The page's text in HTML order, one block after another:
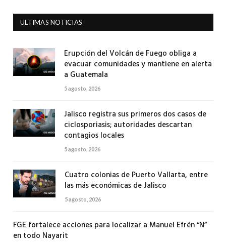
ULTIMAS NOTICIAS
Erupción del Volcán de Fuego obliga a
evacuar comunidades y mantiene en alerta
a Guatemala
5 agosto, 2026
Jalisco registra sus primeros dos casos de
ciclosporiasis; autoridades descartan
contagios locales
5 agosto, 2026
Cuatro colonias de Puerto Vallarta, entre
las más económicas de Jalisco
5 agosto, 2026
FGE fortalece acciones para localizar a Manuel Efrén “N”
en todo Nayarit